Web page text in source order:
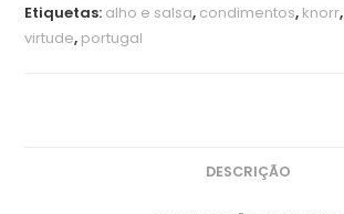
Etiquetas: alho e salsa, condimentos, knorr,
virtude, portugal
DESCRIÇÃO